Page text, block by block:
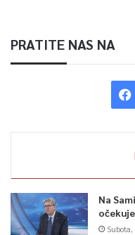
PRATITE NAS NA
Na